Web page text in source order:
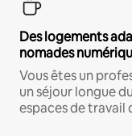
Des logements
nomades
Vous êtes un
un séjour longue
espaces de travail